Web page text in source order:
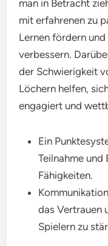
man in Betracht
mit erfahrenen zu
Lernen fördern
verbessern.
der Schwierigkeit
Löchern helfen,
engagiert und
Ein
Teilnahme und
Fähigkeiten.
das Vertrauen
Spielern zu